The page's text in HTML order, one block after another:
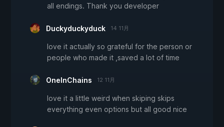
all endings. Thank you developer
Duckyduckyduck 14 11月
love it actually so grateful for the person or
people who made it ,saved a lot of time
OneInChains 12 11月
love it a little weird when skiping skips
everything even options but all good nice